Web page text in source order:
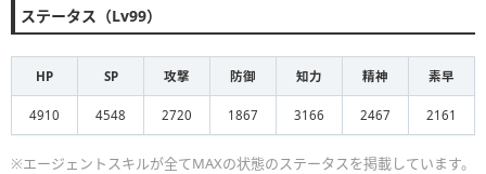
ステータス（Lv99）
HP SP 攻撃 防御 知力 精神 素早
4910 4548 2720 1867 3166 2467 2161
※エージェントスキルが全てMAXの状態のステータスを掲載しています。